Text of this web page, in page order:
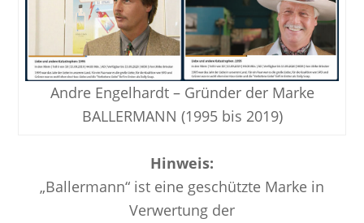
Andre Engelhardt – Gründer der Marke
BALLERMANN (1995 bis 2019)
Hinweis:
„Ballermann“ ist eine geschützte Marke in
Verwertung der